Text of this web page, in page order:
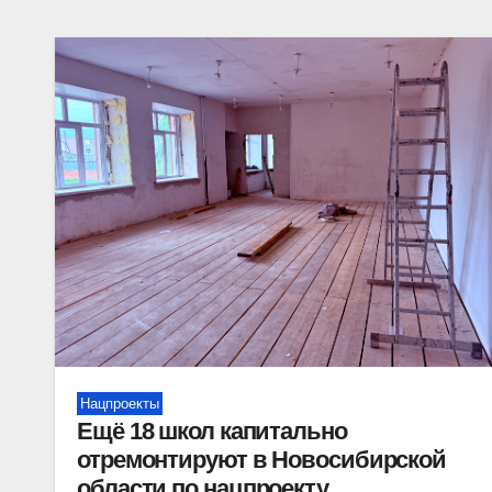
Нацпроекты
Ещё 18 школ капитально
отремонтируют в Новосибирской